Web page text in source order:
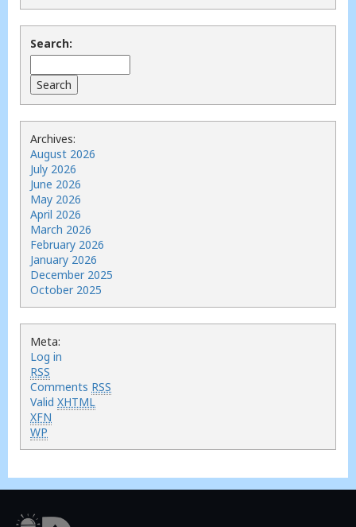
Search:
Archives:
August 2026
July 2026
June 2026
May 2026
April 2026
March 2026
February 2026
January 2026
December 2025
October 2025
Meta:
Log in
RSS
Comments RSS
Valid XHTML
XFN
WP